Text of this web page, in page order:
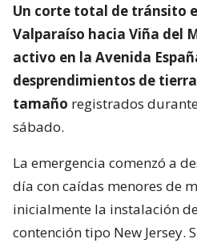
Un corte total de tránsito
Valparaíso hacia Viña del
activo en la Avenida
desprendimientos de
tamaño registrados
sábado.
La emergencia comenzó a
día con caídas menores de
inicialmente la instalación
contención tipo New Jersey.